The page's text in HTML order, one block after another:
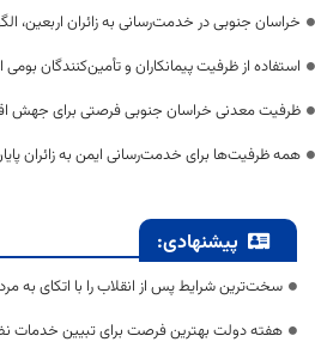
خراسان جنوبی در خدمت‌رسانی به زائران
استفاده از ظرفیت پیمانکاران و تأمین‌کنندگان بومی
ظرفیت معدنی خراسان جنوبی فرصتی برای جهش
همه ظرفیت‌ها برای خدمت‌رسانی ایمن به زائران
پیشنهادی:
سخت‌ترین شرایط پس از انقلاب را با اتکای به
هفته دولت بهترین فرصت برای تبیین خدمات